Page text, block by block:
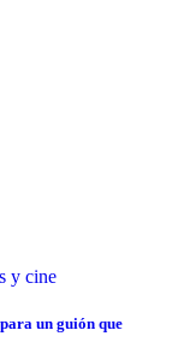
y cine
un guión que